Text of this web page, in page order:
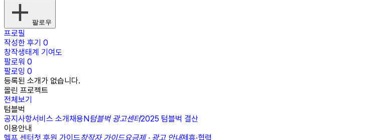
팔로우
프로필
작성한 후기 0
창작생태계 기여도
팔로워 0
팔로잉 0
등록된 소개가 없습니다.
올린 프로젝트
전체보기
텀블벅
공지사항서비스 소개채용N텀블벅 광고센터2025 텀블벅 결산
이용안내
헬프 센터첫 후원 가이드창작자 가이드요금제 · 광고 안내제휴·협력